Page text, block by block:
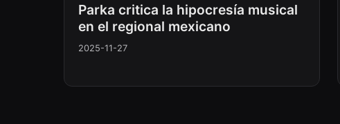
Parka critica la hipocresía musical
en el regional mexicano
2025-11-27